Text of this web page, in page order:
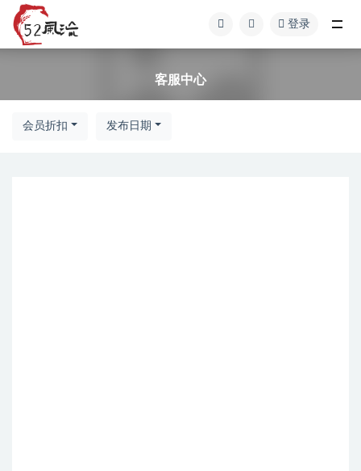
登录
客服中心
会员折扣 发布日期